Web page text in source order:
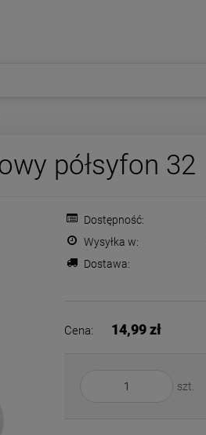
półsyfon 32
Dostępność:
Wysyłka w:
Dostawa:
Cena: 14,99 zł
szt.